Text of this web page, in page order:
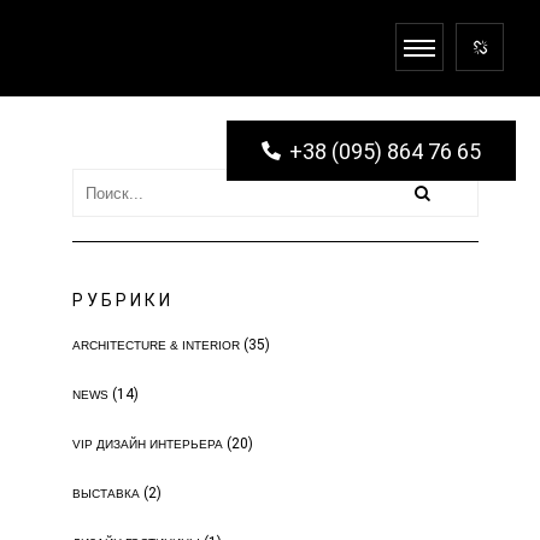
+38 (095) 864 76 65
РУБРИКИ
ARCHITECTURE & INTERIOR(35)
NEWS(14)
VIP ДИЗАЙН ИНТЕРЬЕРА(20)
ВЫСТАВКА(2)